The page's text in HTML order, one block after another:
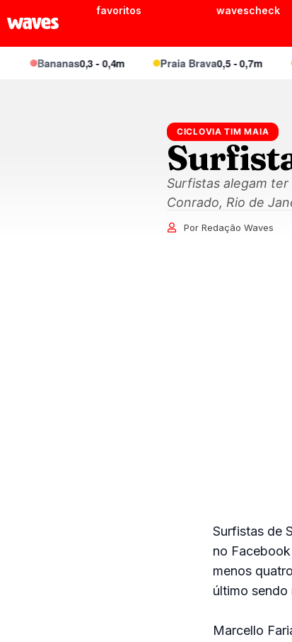
favoritos wavescheck
Bananas0,3 - 0,4m Praia Brava0,5 - 0,7m
CICLOVIA TIM MAIA
Surfistas alegam
Conrado, Rio de
Por Redação Waves
Surfistas de
no
menos
último sendo
Marcello